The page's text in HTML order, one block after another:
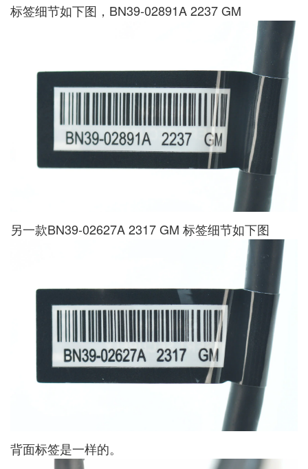
标签细节如下图，BN39-02891A 2237 GM
另一款BN39-02627A 2317 GM 标签细节如下图
背面标签是一样的。